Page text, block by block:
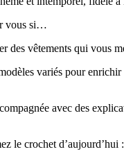
vous si…
des vêtements qui vous
variés pour
avec des
le crochet d’aujourd’hui